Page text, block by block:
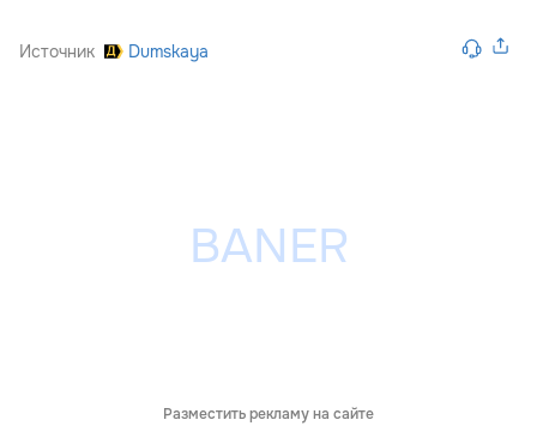
Источник Dumskaya
Разместить рекламу на сайте